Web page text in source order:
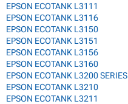
EPSON ECOTANK L3111
EPSON ECOTANK L3116
EPSON ECOTANK L3150
EPSON ECOTANK L3151
EPSON ECOTANK L3156
EPSON ECOTANK L3160
EPSON ECOTANK L3200 SERIES
EPSON ECOTANK L3210
EPSON ECOTANK L3211